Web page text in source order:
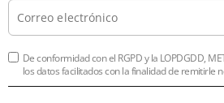
De conformidad con el RGPD y la LOPDGDD,
los datos facilitados con la finalidad de remitirle